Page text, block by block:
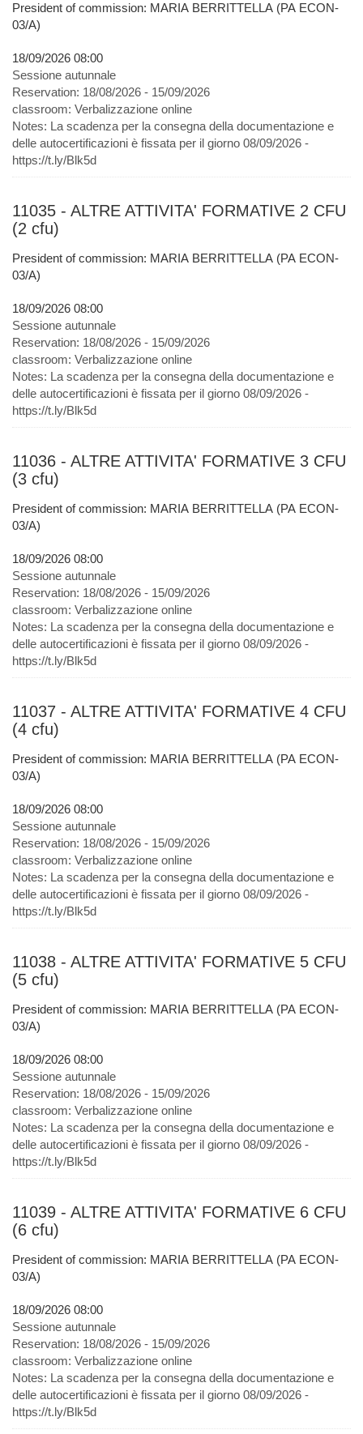
President of commission: MARIA BERRITTELLA (PA ECON-
03/A)
18/09/2026 08:00
Sessione autunnale
Reservation: 18/08/2026 - 15/09/2026
classroom: Verbalizzazione online
Notes: La scadenza per la consegna della documentazione e
delle autocertificazioni è fissata per il giorno 08/09/2026 -
https://t.ly/Blk5d
11035 - ALTRE ATTIVITA' FORMATIVE 2 CFU
(2 cfu)
President of commission: MARIA BERRITTELLA (PA ECON-
03/A)
18/09/2026 08:00
Sessione autunnale
Reservation: 18/08/2026 - 15/09/2026
classroom: Verbalizzazione online
Notes: La scadenza per la consegna della documentazione e
delle autocertificazioni è fissata per il giorno 08/09/2026 -
https://t.ly/Blk5d
11036 - ALTRE ATTIVITA' FORMATIVE 3 CFU
(3 cfu)
President of commission: MARIA BERRITTELLA (PA ECON-
03/A)
18/09/2026 08:00
Sessione autunnale
Reservation: 18/08/2026 - 15/09/2026
classroom: Verbalizzazione online
Notes: La scadenza per la consegna della documentazione e
delle autocertificazioni è fissata per il giorno 08/09/2026 -
https://t.ly/Blk5d
11037 - ALTRE ATTIVITA' FORMATIVE 4 CFU
(4 cfu)
President of commission: MARIA BERRITTELLA (PA ECON-
03/A)
18/09/2026 08:00
Sessione autunnale
Reservation: 18/08/2026 - 15/09/2026
classroom: Verbalizzazione online
Notes: La scadenza per la consegna della documentazione e
delle autocertificazioni è fissata per il giorno 08/09/2026 -
https://t.ly/Blk5d
11038 - ALTRE ATTIVITA' FORMATIVE 5 CFU
(5 cfu)
President of commission: MARIA BERRITTELLA (PA ECON-
03/A)
18/09/2026 08:00
Sessione autunnale
Reservation: 18/08/2026 - 15/09/2026
classroom: Verbalizzazione online
Notes: La scadenza per la consegna della documentazione e
delle autocertificazioni è fissata per il giorno 08/09/2026 -
https://t.ly/Blk5d
11039 - ALTRE ATTIVITA' FORMATIVE 6 CFU
(6 cfu)
President of commission: MARIA BERRITTELLA (PA ECON-
03/A)
18/09/2026 08:00
Sessione autunnale
Reservation: 18/08/2026 - 15/09/2026
classroom: Verbalizzazione online
Notes: La scadenza per la consegna della documentazione e
delle autocertificazioni è fissata per il giorno 08/09/2026 -
https://t.ly/Blk5d